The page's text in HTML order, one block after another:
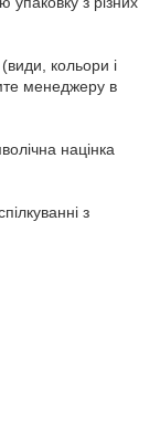
кольори і
менеджеру в
націнка
з